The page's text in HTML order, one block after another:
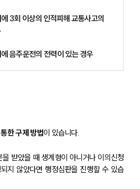
3회 이상의 인적피해 교통사고의
음주운전의 전력이 있는 경우
한 구제 방법이 있습니다.
받았을 때 생계형이 아니거나 이의신청
지 않았다면 행정심판을 진행할 수 있습